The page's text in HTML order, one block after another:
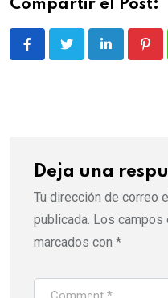
Compartir el Post:
LinkedIn
Deja una
Tu dirección de correo
publicada. Los campos
marcados con *